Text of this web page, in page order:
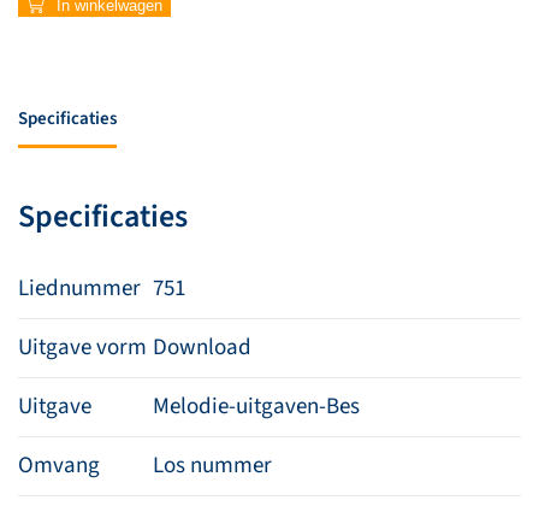
kruis
Verlosser
aantal
In winkelwagen
Specificaties
Specificaties
Liednummer 751
Uitgave vorm Download
Uitgave
Melodie-uitgaven-Bes
Omvang
Los nummer